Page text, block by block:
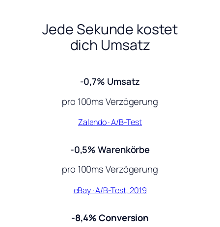
Jede Sekunde kostet
dich Umsatz
-0,7% Umsatz
pro 100ms Verzögerung
Zalando · A/B-Test
-0,5% Warenkörbe
pro 100ms Verzögerung
eBay · A/B-Test, 2019
-8,4% Conversion